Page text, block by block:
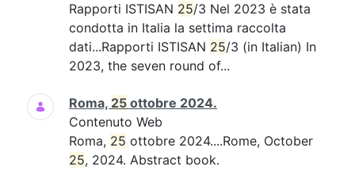
Rapporti ISTISAN 25/3 Nel 2023 è stata
condotta in Italia la settima raccolta
dati...Rapporti ISTISAN 25/3 (in Italian) In
2023, the seven round of...
Roma, 25 ottobre 2024.
Contenuto Web
Roma, 25 ottobre 2024....Rome, October
25, 2024. Abstract book.